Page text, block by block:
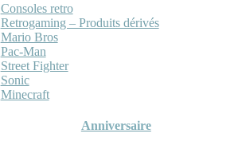
Consoles retro
Retrogaming – Produits dérivés
Mario Bros
Pac-Man
Street Fighter
Sonic
Minecraft
Anniversaire